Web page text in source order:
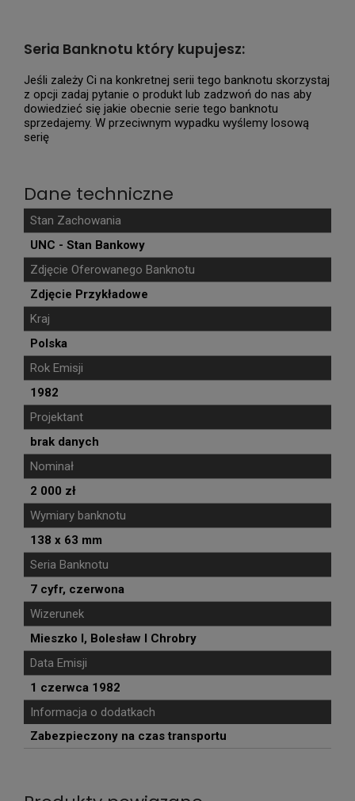
Seria Banknotu który kupujesz:
Jeśli zależy Ci na konkretnej serii tego banknotu skorzystaj
z opcji zadaj pytanie o produkt lub zadzwoń do nas aby
dowiedzieć się jakie obecnie serie tego banknotu
sprzedajemy. W przeciwnym wypadku wyślemy losową
serię
Dane techniczne
Stan Zachowania
UNC - Stan Bankowy
Zdjęcie Oferowanego Banknotu
Zdjęcie Przykładowe
Kraj
Polska
Rok Emisji
1982
Projektant
brak danych
Nominał
2 000 zł
Wymiary banknotu
138 x 63 mm
Seria Banknotu
7 cyfr, czerwona
Wizerunek
Mieszko I, Bolesław I Chrobry
Data Emisji
1 czerwca 1982
Informacja o dodatkach
Zabezpieczony na czas transportu